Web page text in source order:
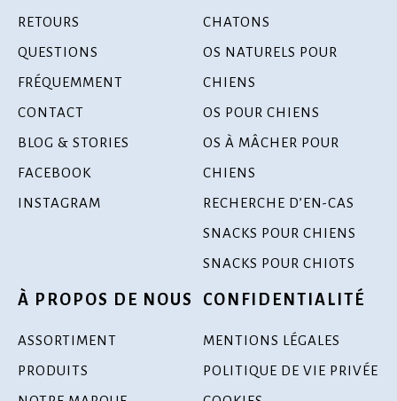
RETOURS
QUESTIONS
FRÉQUEMMENT
CONTACT
BLOG & STORIES
FACEBOOK
INSTAGRAM
CHATONS
OS NATURELS POUR
CHIENS
OS POUR CHIENS
OS À MÂCHER POUR
CHIENS
RECHERCHE D’EN-CAS
SNACKS POUR CHIENS
SNACKS POUR CHIOTS
À PROPOS DE NOUS
ASSORTIMENT
PRODUITS
CONFIDENTIALITÉ
MENTIONS LÉGALES
POLITIQUE DE VIE PRIVÉE